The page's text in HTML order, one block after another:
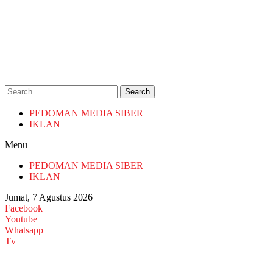
Search
PEDOMAN MEDIA SIBER
IKLAN
Menu
PEDOMAN MEDIA SIBER
IKLAN
Jumat, 7 Agustus 2026
Facebook
Youtube
Whatsapp
Tv